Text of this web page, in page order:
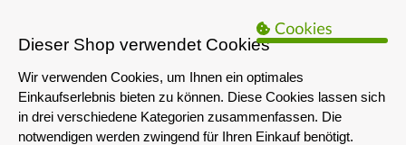
Das servershop-bayern.de Angebot richtet sich nur an
Unternehmen i.S.d. § 14 BGB sowie die öffentliche Hand. Ein Verkauf
an Privatpersonen ist nicht möglich.
Dieser Shop verwendet Cookies
Wir verwenden Cookies, um Ihnen ein optimales
Einkaufserlebnis bieten zu können. Diese Cookies lassen sich
in drei verschiedene Kategorien zusammenfassen. Die
notwendigen werden zwingend für Ihren Einkauf benötigt.